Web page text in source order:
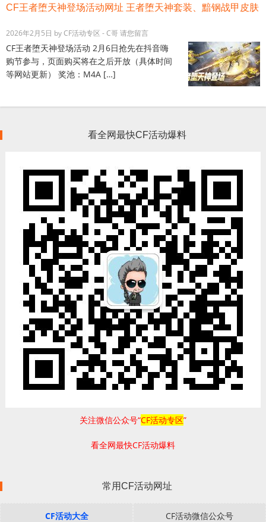
CF王者堕天神登场活动网址 王者堕天神套装、黯钢战甲皮肤
2026年2月5日 byCF活动专区 - C哥请您留言
CF王者堕天神登场活动 2月6日抢先在抖音嗨
购节参与，页面购买将在之后开放（具体时间
等网站更新） 奖池：M4A […]
看全网最快CF活动爆料
关注微信公众号“CF活动专区”
看全网最快CF活动爆料
常用CF活动网址
CF活动大全 CF活动微信公众号